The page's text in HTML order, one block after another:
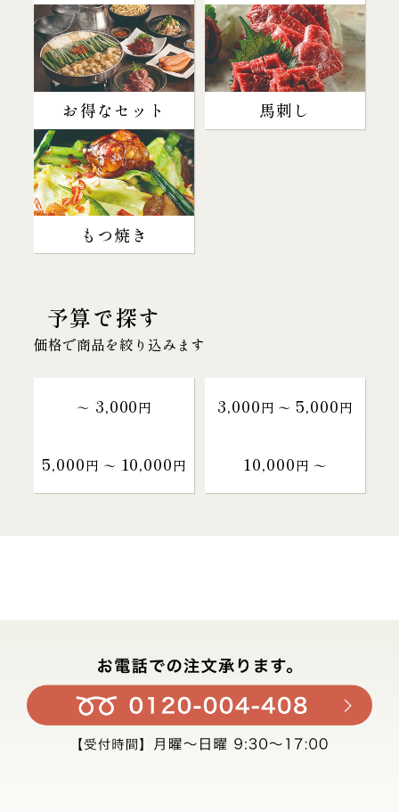
お得なセット 馬刺し
もつ焼き
予算で探す
価格で商品を絞り込みます
～ 3,000円 3,000円 〜 5,000円
5,000円 〜 10,000円 10,000円 〜